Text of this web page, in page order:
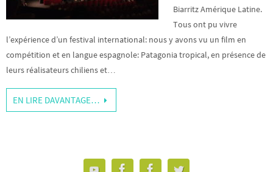
Biarritz Amérique Latine.
Tous ont pu vivre
l’expérience d’un festival international: nous y avons vu un film en
compétition et en langue espagnole: Patagonia tropical, en présence de
leurs réalisateurs chiliens et…
EN LIRE DAVANTAGE…